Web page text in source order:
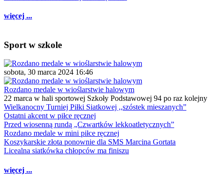
więcej ...
Sport w szkole
sobota, 30 marca 2024 16:46
Rozdano medale w wioślarstwie halowym
22 marca w hali sportowej Szkoły Podstawowej 94 po raz kolejny
Wielkanocny Turniej Piłki Siatkowej ,,szóstek mieszanych”
Ostatni akcent w piłce ręcznej
Przed wiosenną rundą „Czwartków lekkoatletycznych”
Rozdano medale w mini piłce ręcznej
Koszykarskie złota ponownie dla SMS Marcina Gortata
Licealna siatkówka chłopców ma finiszu
więcej ...